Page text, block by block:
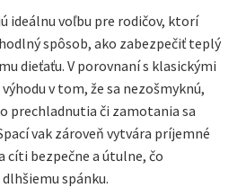
menu
ideálnu voľbu pre rodičov, ktorí
spôsob, ako zabezpečiť teplý
dieťaťu. V porovnaní s klasickými
v tom, že sa nezošmyknú,
prechladnutia či zamotania sa
vak zároveň vytvára príjemné
cíti bezpečne a útulne, čo
spánku.